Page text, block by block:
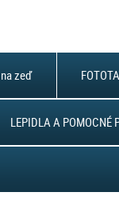
zeď
LEPIDLA A POMOCNÉ